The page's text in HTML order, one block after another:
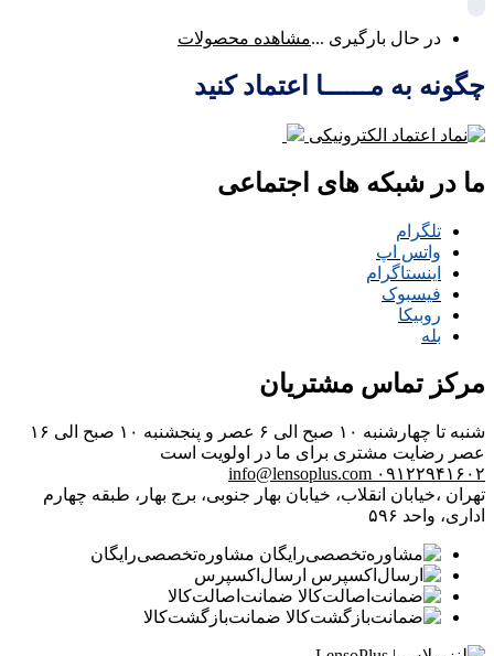
در حال بارگیری ...مشاهده محصولات
چگونه به مــــــا اعتماد کنید
ما در شبکه های اجتماعی
تلگرام
واتس اپ
اینستاگرام
فیسبوک
روبیکا
بله
مرکز تماس مشتریان
شنبه تا چهارشنبه ۱۰ صبح الی ۶ عصر و پنجشنبه ۱۰ صبح الی ۱۶
عصر رضایت مشتری برای ما در اولویت است
۰۹۱۲۲۹۴۱۶۰۲ info@lensoplus.com
تهران ،خیابان انقلاب، خیابان بهار جنوبی، برج بهار، طبقه چهارم
اداری، واحد ۵۹۶
مشاوره‌تخصصی‌رایگان
ارسال‌اکسپرس
ضمانت‌اصالت‌کالا
ضمانت‌بازگشت‌کالا